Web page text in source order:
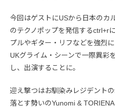
今回はゲストにUSから日本のカ
のテクノポップを発信するctrl+r
プルやギター・リフなどを強烈
UKグライム・シーンで一際異彩
し、出演することに。
迎え撃つはお馴染みレジデント
落とす勢いのYunomi &